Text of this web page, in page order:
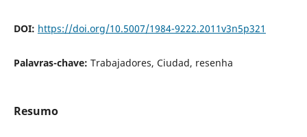
DOI: https://doi.org/10.5007/1984-9222.2011v3n5p321
Palavras-chave: Trabajadores, Ciudad, resenha
Resumo